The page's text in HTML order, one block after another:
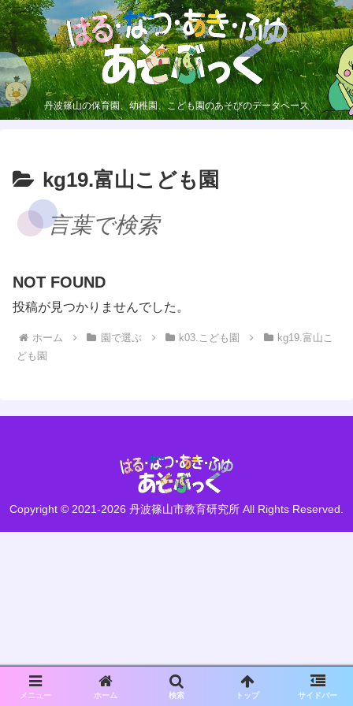
丹波篠山の保育園、幼稚園、こども園のあそびのデータベース
kg19.富山こども園
言葉で検索
NOT FOUND
投稿が見つかりませんでした。
ホーム 園で選ぶ k03.こども園
kg19.富山こ
ども園
Copyright © 2021-2026 丹波篠山市教育研究所 All Rights Reserved.
メニュー ホーム 検索 トップ サイドバー